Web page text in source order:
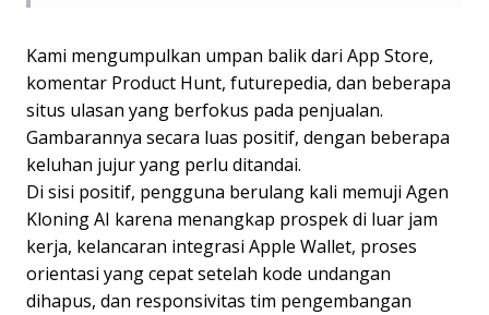
Kami mengumpulkan umpan balik dari App Store,
komentar Product Hunt, futurepedia, dan beberapa
situs ulasan yang berfokus pada penjualan.
Gambarannya secara luas positif, dengan beberapa
keluhan jujur yang perlu ditandai.
Di sisi positif, pengguna berulang kali memuji Agen
Kloning AI karena menangkap prospek di luar jam
kerja, kelancaran integrasi Apple Wallet, proses
orientasi yang cepat setelah kode undangan
dihapus, dan responsivitas tim pengembangan